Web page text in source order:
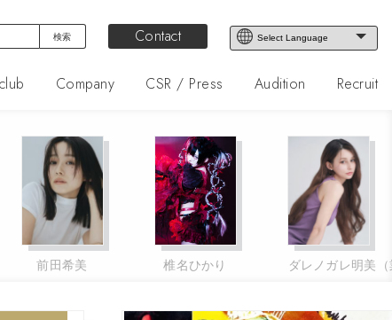
Contact
Company CSR / Press Audition Recruit
椎名ひかり ダレノガレ明美（業務提携）江野沢 愛美